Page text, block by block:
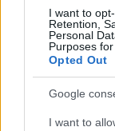
I want to
Retention,
Personal
Purposes
Opted Out
Google
I want to
che